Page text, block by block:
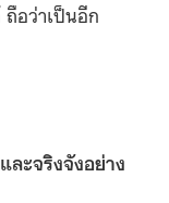
อว่าเป็นอีก
ละจริงจังอย่าง